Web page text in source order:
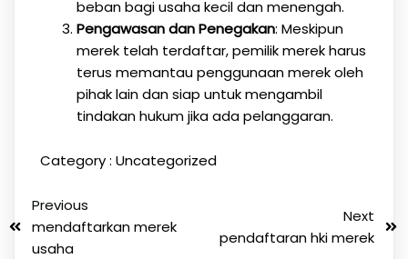
beban bagi usaha kecil dan menengah.
Pengawasan dan Penegakan: Meskipun
merek telah terdaftar, pemilik merek harus
terus memantau penggunaan merek oleh
pihak lain dan siap untuk mengambil
tindakan hukum jika ada pelanggaran.
Category : Uncategorized
Previous
mendaftarkan merek
usaha
Next
pendaftaran hki merek